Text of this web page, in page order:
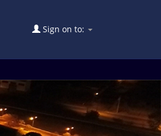
Sign on to: